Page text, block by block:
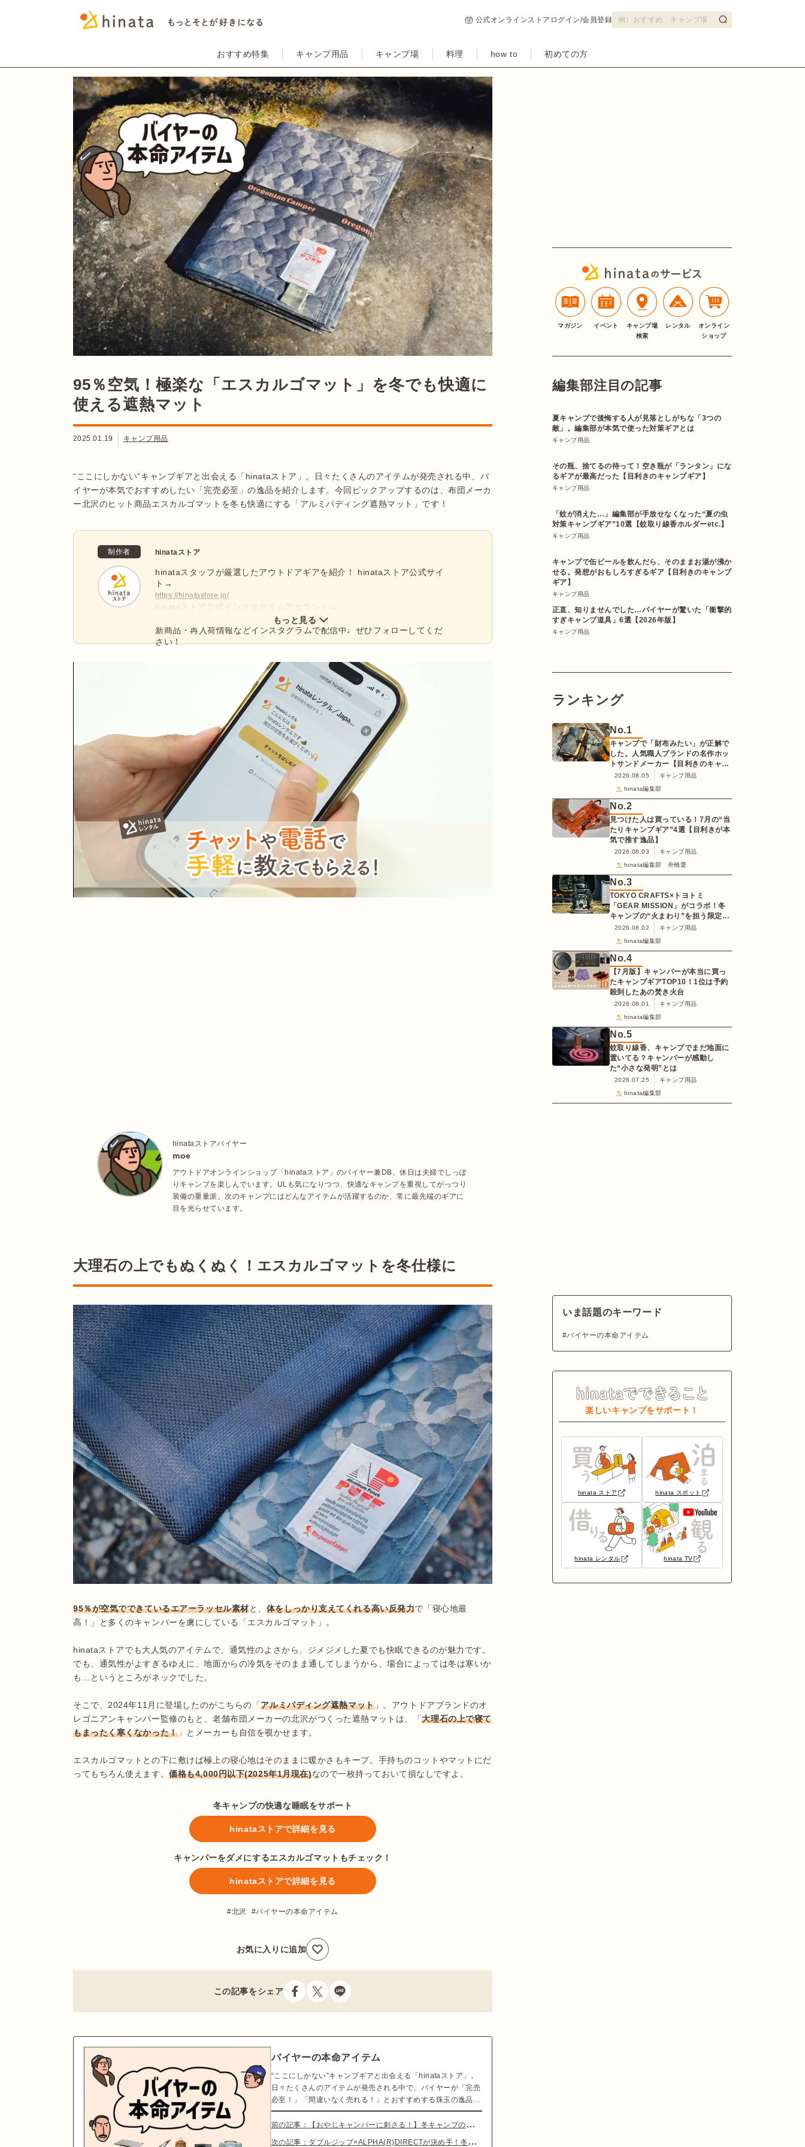
公式オンラインストア ログイン/会員登録
おすすめ特集 キャンプ用品 キャンプ場 料理 how to 初めての方
95％空気！極楽な「エスカルゴマット」を冬でも快適に
使える遮熱マット
2025.01.19 キャンプ用品
“ここにしかない”キャンプギアと出会える「hinataストア」。日々たくさんのアイテムが発売される中、バ
イヤーが本気でおすすめしたい「完売必至」の逸品を紹介します。今回ピックアップするのは、布団メーカ
ー北沢のヒット商品エスカルゴマットを冬も快適にする「アルミパディング遮熱マット」です！
制作者 hinataストア
hinataスタッフが厳選したアウトドアギアを紹介！ hinataストア公式サイ
ト→
https://hinatastore.jp/
hinataストア公式インスタグラムアカウント→
新商品・再入荷情報などインスタグラムで配信中♩ぜひフォローしてくだ
さい！
もっと見る
hinataストアバイヤー
moe
アウトドアオンラインショップ「hinataストア」のバイヤー兼DB。休日は夫婦でしっぽ
りキャンプを楽しんでいます。ULも気になりつつ、快適なキャンプを重視してがっつり
装備の重量派。次のキャンプにはどんなアイテムが活躍するのか、常に最先端のギアに
目を光らせています。
大理石の上でもぬくぬく！エスカルゴマットを冬仕様に
95％が空気でできているエアーラッセル素材と、 体をしっかり支えてくれる高い反発力で「寝心地最
高！」と多くのキャンパーを虜にしている「エスカルゴマット」。
hinataストアでも大人気のアイテムで、通気性のよさから、ジメジメした夏でも快眠できるのが魅力です。
でも、通気性がよすぎるゆえに、地面からの冷気をそのまま通してしまうから、場合によっては冬は寒いか
も…というところがネックでした。
そこで、2024年11月に登場したのがこちらの「アルミパディング遮熱マット」。アウトドアブランドのオ
レゴニアンキャンパー監修のもと、老舗布団メーカーの北沢がつくった遮熱マットは、「大理石の上で寝て
もまったく寒くなかった！」とメーカーも自信を覗かせます。
エスカルゴマットとの下に敷けば極上の寝心地はそのままに暖かさもキープ。手持ちのコットやマットにだ
ってもちろん使えます。価格も4,000円以下(2025年1月現在)なので一枚持っておいて損なしですよ。
冬キャンプの快適な睡眠をサポート
hinataストアで詳細を見る
キャンパーをダメにするエスカルゴマットもチェック！
hinataストアで詳細を見る
北沢 バイヤーの本命アイテム
お気に入りに追加
この記事をシェア
バイヤーの本命アイテム
“ここにしかない”キャンプギアと出会える「hinataストア」。
日々たくさんのアイテムが発売される中で、バイヤーが「完売
必至！」「間違いなく売れる！」とおすすめする珠玉の逸品を
紹介します。
前の記事：
【おやじキャンパーに刺さる！】冬キャンプの定番にしたいデニムアウター
次の記事： ダブルジップ×ALPHA(R)DIRECTが決め手！冬の機動力を上げるアウター
マガジン イベント
キャンプ場
検索
レンタル
オンライン
ショップ
編集部注目の記事
夏キャンプで後悔する人が見落としがちな「3つの
敵」。編集部が本気で使った対策ギアとは
キャンプ用品
その瓶、捨てるの待って！空き瓶が「ランタン」にな
るギアが最高だった【目利きのキャンプギア】
キャンプ用品
「蚊が消えた…」編集部が手放せなくなった“夏の虫
対策キャンプギア”10選【蚊取り線香ホルダーetc.】
キャンプ用品
キャンプで缶ビールを飲んだら、そのままお湯が沸か
せる。発想がおもしろすぎるギア【目利きのキャンプ
ギア】
キャンプ用品
正直、知りませんでした…バイヤーが驚いた「衝撃的
すぎキャンプ道具」6選【2026年版】
キャンプ用品
ランキング
No.1
キャンプで「財布みたい」が正解で
した。人気職人ブランドの名作ホッ
トサンドメーカー【目利きのキャン
プギア】
2026.08.05
キャンプ用品
hinata編集部
No.2
見つけた人は買っている！7月の“当
たりキャンプギア”4選【目利きが本
気で推す逸品】
2026.08.03
キャンプ用品
hinata編集部 舟橋愛
No.3
TOKYO CRAFTS×トヨトミ
「GEAR MISSION」がコラボ！冬
キャンプの“火まわり”を担う限定
K3クッキングストーブが登場
2026.08.02
キャンプ用品
hinata編集部
No.4
【7月版】キャンパーが本当に買っ
たキャンプギアTOP10！1位は予約
殺到したあの焚き火台
2026.08.01
キャンプ用品
hinata編集部
No.5
蚊取り線香、キャンプでまだ地面に
置いてる？キャンパーが感動し
た“小さな発明”とは
2026.07.25
キャンプ用品
hinata編集部
いま話題のキーワード
バイヤーの本命アイテム
楽しいキャンプをサポート！
hinata ストア hinata スポット
hinata レンタル hinata TV